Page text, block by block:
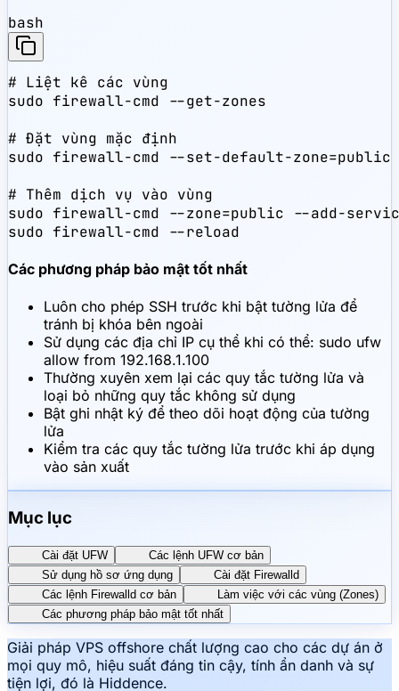
bash
# Liệt kê các vùng
sudo firewall-cmd --get-zones
# Đặt vùng mặc định
sudo firewall-cmd --set-default-zone=public
# Thêm dịch vụ vào vùng
sudo firewall-cmd --zone=public --add-
sudo firewall-cmd --reload
Các phương pháp bảo mật tốt nhất
Luôn cho phép SSH trước khi bật tường lửa để
tránh bị khóa bên ngoài
Sử dụng các địa chỉ IP cụ thể khi có thể: sudo ufw
allow from 192.168.1.100
Thường xuyên xem lại các quy tắc tường lửa và
loại bỏ những quy tắc không sử dụng
Bật ghi nhật ký để theo dõi hoạt động của tường
lửa
Kiểm tra các quy tắc tường lửa trước khi áp dụng
vào sản xuất
Mục lục
Cài đặt UFW
Các lệnh UFW cơ bản
Sử dụng hồ sơ ứng dụng
Cài đặt Firewalld
Các lệnh Firewalld cơ bản
Làm việc với các vùng (Zones)
Các phương pháp bảo mật tốt nhất
Giải pháp VPS offshore chất lượng cao cho các dự án ở
mọi quy mô, hiệu suất đáng tin cậy, tính ẩn danh và sự
tiện lợi, đó là Hiddence.